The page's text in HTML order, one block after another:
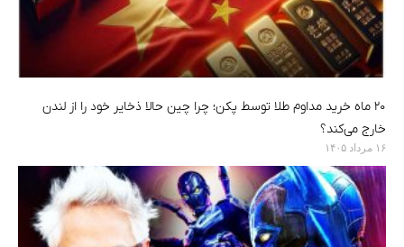
۲۰ ماه خرید مداوم طلا توسط پکن؛ چرا چین حالا ذخایر خود را از لندن
خارج می‌کند؟
۱۶ مرداد ۱۴۰۵